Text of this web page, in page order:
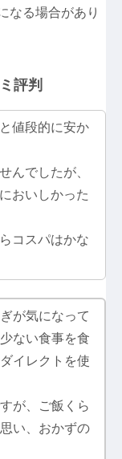
なる場合があり
評判
値段的に安か
んでしたが、
おいしかった
コスパはかな
が気になって
ない食事を食
イレクトを使
が、ご飯くら
い、おかずの